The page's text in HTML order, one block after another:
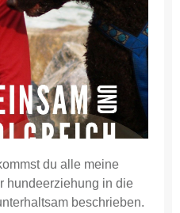
du alle meine
hundeerziehung in die
beschrieben.